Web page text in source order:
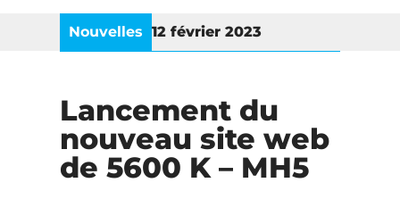
Nouvelles 12 février 2023
Lancement du
nouveau site web
de 5600 K – MH5